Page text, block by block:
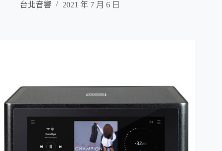
台北音響
2021 年 7 月 6 日